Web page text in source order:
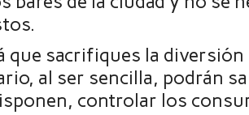
que sacrifiques la
al ser sencilla, podrán
controlar los